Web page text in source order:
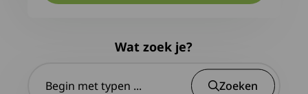
Wat zoek je?
Zoeken